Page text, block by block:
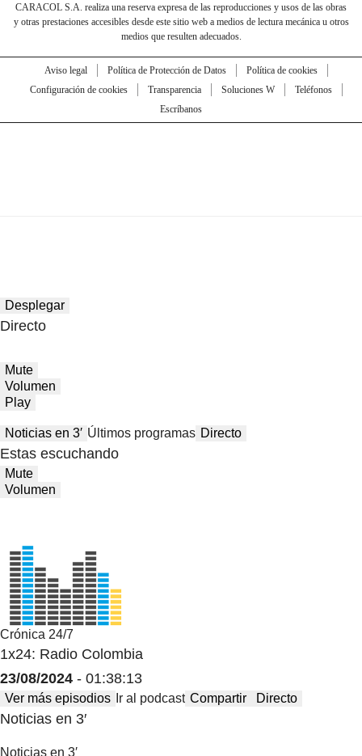
CARACOL S.A. realiza una reserva expresa de las reproducciones y usos de las obras
y otras prestaciones accesibles desde este sitio web a medios de lectura mecánica u otros
medios que resulten adecuados.
Aviso legal Política de Protección de Datos
Política de cookies
Configuración de cookies
Transparencia Soluciones W
Teléfonos
Escríbanos
Desplegar
Directo
Mute
Volumen
Play
Noticias en 3′ Últimos programas Directo
Estas escuchando
Mute
Volumen
Crónica 24/7
1x24: Radio Colombia
23/08/2024 - 01:38:13
Ver más episodios Ir al podcast Compartir Directo
Noticias en 3′
Noticias en 3′